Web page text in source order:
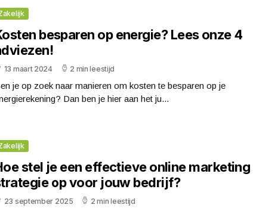
besparen op energie? Lees onze 4
13 maart 2024 2 min leestijd
je op zoek naar manieren om kosten te besparen op je
Dan ben je hier aan het ju...
stel je een effectieve online marketing
op voor jouw bedrijf?
23 september 2025 2 min leestijd